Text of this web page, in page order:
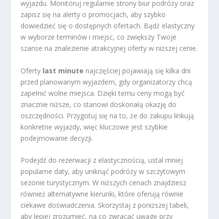
wyjazdu. Monitoruj regularnie strony biur podróży oraz
zapisz się na alerty o promocjach, aby szybko
dowiedzieć się o dostępnych ofertach. Bądź elastyczny
w wyborze terminów i miejsc, co zwiększy Twoje
szanse na znalezienie atrakcyjnej oferty w niższej cenie.
Oferty last minute najczęściej pojawiają się kilka dni
przed planowanym wyjazdem, gdy organizatorzy chcą
zapełnić wolne miejsca. Dzięki temu ceny mogą być
znacznie niższe, co stanowi doskonałą okazję do
oszczędności. Przygotuj się na to, że do zakupu linkują
konkretne wyjazdy, więc kluczowe jest szybkie
podejmowanie decyzji.
Podejdź do rezerwacji z elastycznością, ustal mniej
popularne daty, aby uniknąć podróży w szczytowym
sezonie turystycznym. W niższych cenach znajdziesz
również alternatywne kierunki, które oferują równie
ciekawe doświadczenia. Skorzystaj z poniższej tabeli,
aby lepiej zrozumieć, na co zwracać uwagę przy